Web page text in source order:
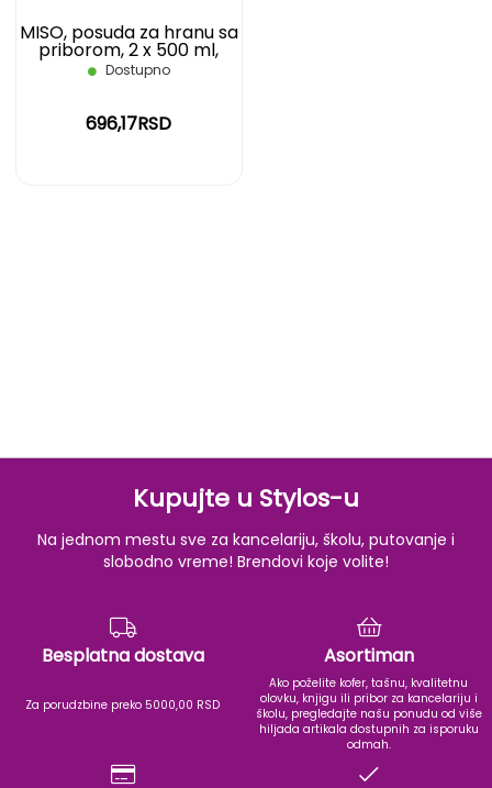
MISO, posuda za hranu sa
priborom, 2 x 500 ml,
crna
Dostupno
696,17RSD
Kupujte u Stylos-u
Na jednom mestu sve za kancelariju, školu, putovanje i
slobodno vreme! Brendovi koje volite!
Besplatna dostava
Za porudzbine preko 5000,00 RSD
Asortiman
Ako poželite kofer, tašnu, kvalitetnu
olovku, knjigu ili pribor za kancelariju i
školu, pregledajte našu ponudu od više
hiljada artikala dostupnih za isporuku
odmah.